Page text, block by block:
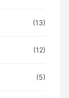
(13)
(12)
(5)